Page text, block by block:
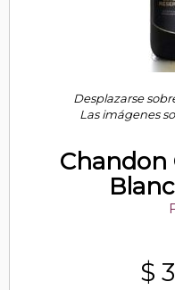
Desplazarse
Las imágenes
Chandon
$